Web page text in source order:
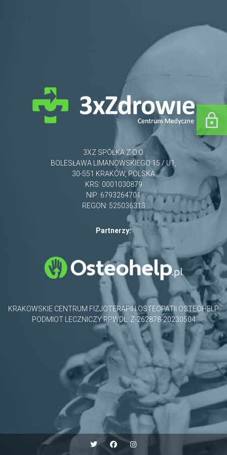
3XZ SPÓŁKA Z O.O.
BOLESŁAWA LIMANOWSKIEGO 15 / U1,
30-551 KRAKÓW, POLSKA
KRS: 0001030879
NIP: 6793264701
REGON: 525036313
Partnerzy:
KRAKOWSKIE CENTRUM FIZJOTERAPII I OSTEOPATII OSTEOHELP
PODMIOT LECZNICZY RPWDL: Z-262878-20230504